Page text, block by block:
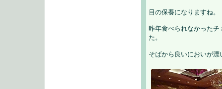
目の保養になりますね。
昨年食べられなかった
た。
そばから良いにおいが漂